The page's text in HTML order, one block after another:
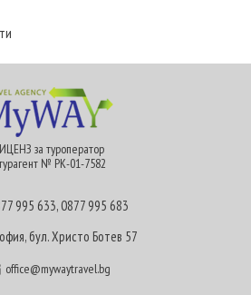
за туроператор
№ РК-01-7582
995 633,0877 995 683
бул. Христо Ботев 57
office@mywaytravel.bg